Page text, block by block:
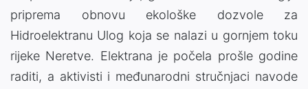
priprema obnovu ekološke dozvole za
Hidroelektranu Ulog koja se nalazi u gornjem toku
rijeke Neretve. Elektrana je počela prošle godine
raditi, a aktivisti i međunarodni stručnjaci navode